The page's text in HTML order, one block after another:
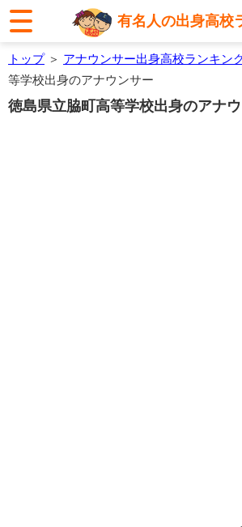
有名人の出身高校
トップ＞ アナウンサー出身高校ランキン
等学校出身のアナウンサー
徳島県立脇町高等学校出身のアナ